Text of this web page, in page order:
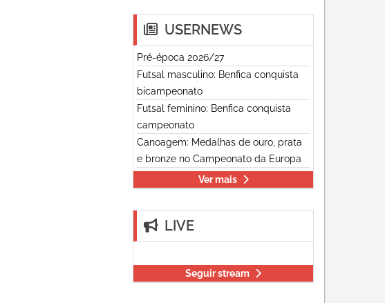
USERNEWS
Pré-época 2026/27
Futsal masculino: Benfica conquista
bicampeonato
Futsal feminino: Benfica conquista
campeonato
Canoagem: Medalhas de ouro, prata
e bronze no Campeonato da Europa
Ver mais
LIVE
Seguir stream